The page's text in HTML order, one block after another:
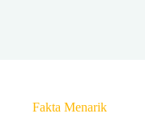
Fakta Menarik